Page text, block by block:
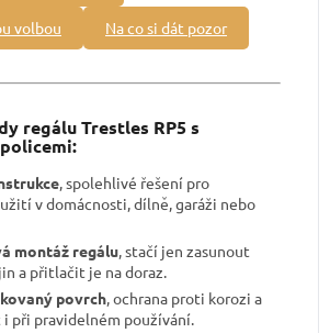
volbou Na co si dát pozor
regálu Trestles RP5 s
, spolehlivé řešení pro
v domácnosti, dílně, garáži nebo
montáž regálu, stačí jen zasunout
a přitlačit je na doraz.
povrch, ochrana proti korozi a
při pravidelném používání.